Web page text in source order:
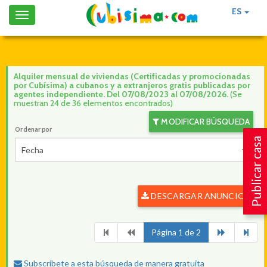
ES
Toggle
navigation
Publicar casa
Alquiler mensual de viviendas (Certificadas y promocionadas
por Cubísima) a cubanos y a extranjeros gratis publicadas por
agentes independiente. Del 07/08/2023 al 07/08/2026.(Se
muestran 24 de 36 elementos encontrados)
MODIFICAR BÚSQUEDA
Ordenar por
Fecha
DESCARGAR ANUNCIOS
Página 1 de 2
Subscríbete a esta búsqueda de manera gratuita